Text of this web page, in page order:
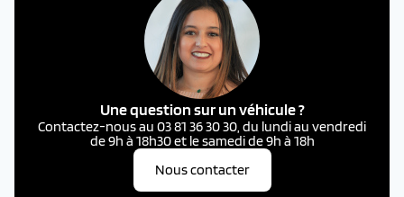
Une question sur un véhicule ?
Contactez-nous au 03 81 36 30 30, du lundi au vendredi
de 9h à 18h30 et le samedi de 9h à 18h
Nous contacter